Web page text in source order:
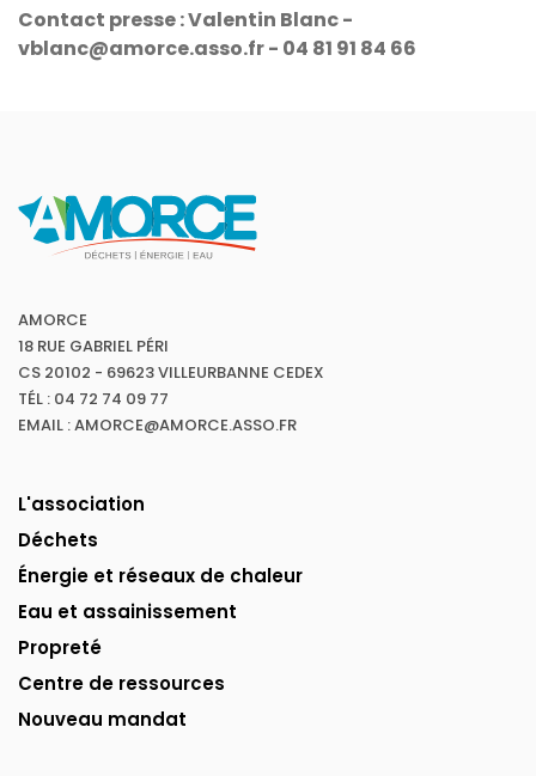
Contact presse : Valentin Blanc -
vblanc@amorce.asso.fr - 04 81 91 84 66
AMORCE
18 RUE GABRIEL PÉRI
CS 20102 - 69623 VILLEURBANNE CEDEX
TÉL : 04 72 74 09 77
EMAIL : AMORCE@AMORCE.ASSO.FR
L'association
Déchets
Énergie et réseaux de chaleur
Eau et assainissement
Propreté
Centre de ressources
Nouveau mandat